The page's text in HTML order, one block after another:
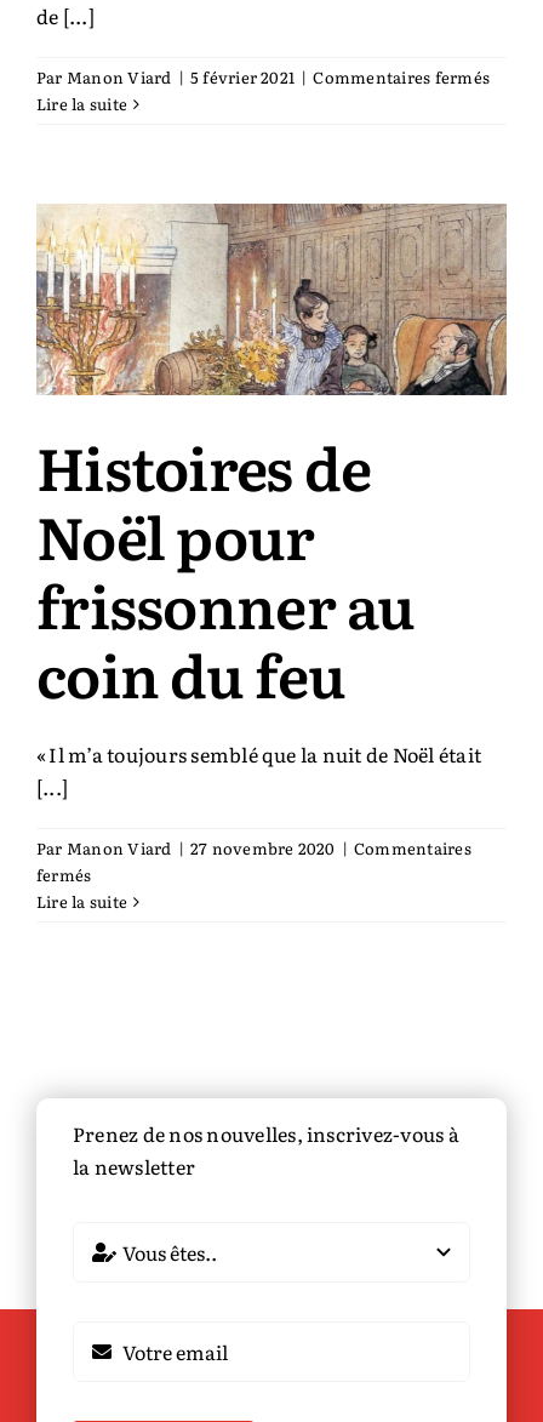
de [...]
Par Manon Viard | 5 février 2021 | Commentaires ferméssur
les
détails
suivi
de
j’écris
Lire la suite
Histoires de
Noël pour
frissonner au
coin du feu
« Il m’a toujours semblé que la nuit de Noël était
[...]
Par Manon Viard | 27 novembre 2020 | Commentaires
ferméssur
Histoires
Lire la suite
Prenez de nos nouvelles, inscrivez-vous à
la newsletter